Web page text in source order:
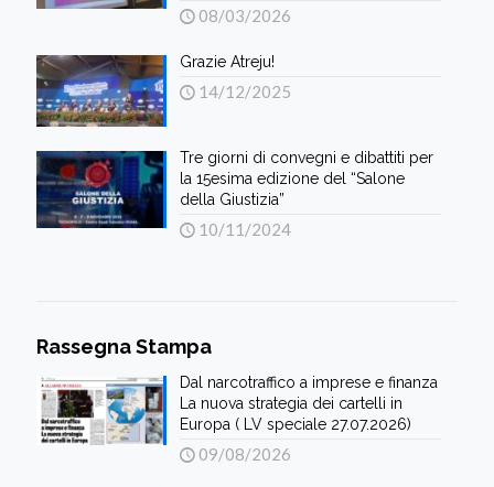
08/03/2026
Grazie Atreju!
14/12/2025
Tre giorni di convegni e dibattiti per
la 15esima edizione del “Salone
della Giustizia”
10/11/2024
Rassegna Stampa
Dal narcotraffico a imprese e finanza
La nuova strategia dei cartelli in
Europa ( LV speciale 27.07.2026)
09/08/2026